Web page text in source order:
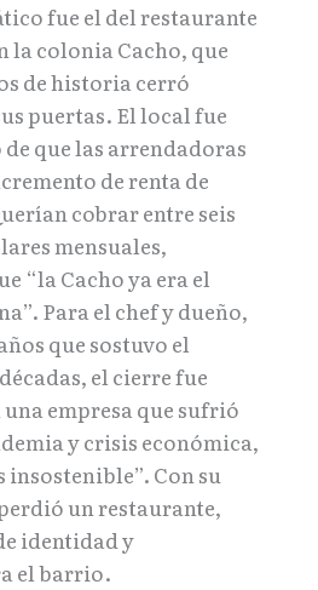
fue el del restaurante
la colonia Cacho, que
de historia cerró
puertas. El local fue
que las arrendadoras
de renta de
cobrar entre seis
mensuales,
“la Cacho ya era el
Para el chef y dueño,
que sostuvo el
el cierre fue
empresa que sufrió
y crisis económica,
insostenible”. Con su
un restaurante,
identidad y
el barrio.